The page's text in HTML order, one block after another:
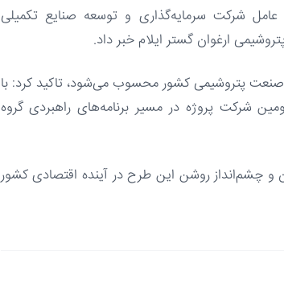
شرکت سرمایه‌گذاری و توسعه صنایع تکمیلی
ارغوان گستر ایلام خبر داد.
نقطه عطفی در توسعه صنعت پتروشیمی کشور محسوب می‌شود، تاکید کرد: با
شرکت پروژه در مسیر برنامه‌های راهبردی گروه
و چشم‌انداز روشن این طرح در آینده اقتصادی کشور